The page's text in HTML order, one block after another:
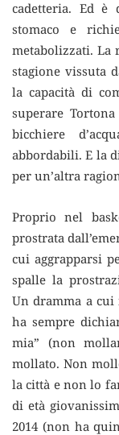
cadetteria. Ed
stomaco e
metabolizzati. La
stagione vissuta
la capacità di
superare
bicchiere
abbordabili. E la
per un’altra
Proprio nel
prostrata
cui aggrapparsi
spalle la
Un dramma a
ha sempre
mia” (non
mollato. Non
la città e non lo
di età
2014 (non ha